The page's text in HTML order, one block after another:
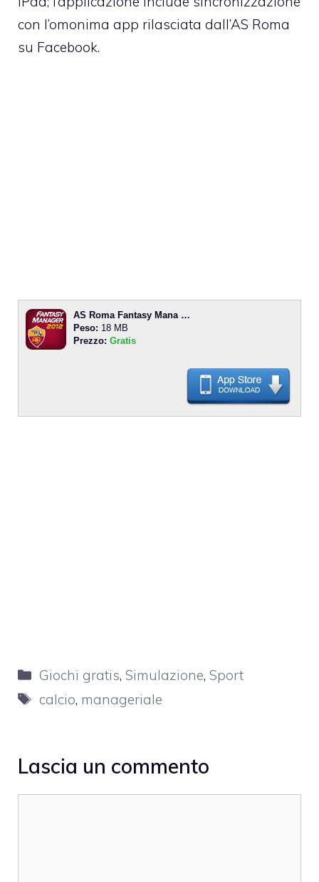
con l’omonima app rilasciata dall’AS Roma
su Facebook.
AS Roma Fantasy Mana …
Peso: 18 MB
Prezzo: Gratis
Categorie
Giochi gratis,Simulazione,Sport
Tag
calcio, manageriale
Lascia un commento